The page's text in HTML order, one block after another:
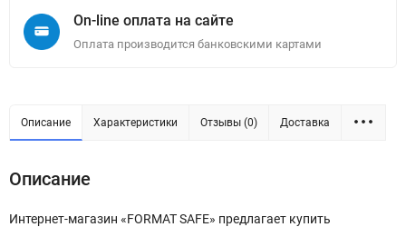
On-line оплата на сайте
Оплата производится банковскими картами
Описание Характеристики Отзывы (0) Доставка
Описание
Интернет-магазин «FORMAT SAFE» предлагает купить